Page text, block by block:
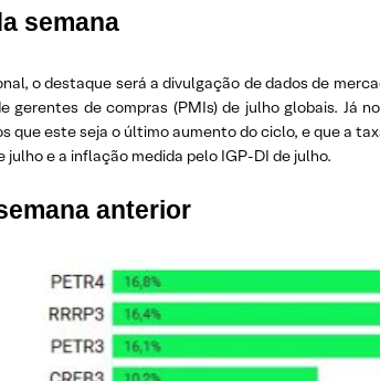
semana
o destaque será a divulgação de dados de
gerentes de compras (PMIs) de julho globais. Já
que este seja o último aumento do ciclo, e que a
julho e a inflação medida pelo IGP-DI de julho.
anterior